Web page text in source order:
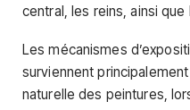
central, les reins, ainsi
Les mécanismes
surviennent
naturelle des peintures,